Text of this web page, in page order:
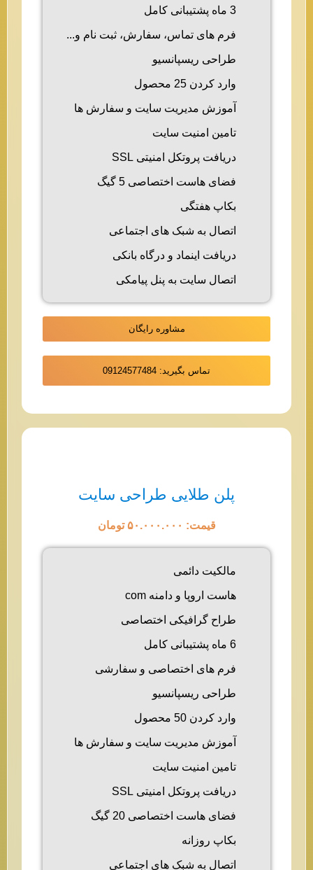
3 ماه پشتیبانی کامل
فرم های تماس، سفارش، ثبت نام و...
طراحی ریسپانسیو
وارد کردن 25 محصول
آموزش مدیریت سایت و سفارش ها
تامین امنیت سایت
دریافت پروتکل امنیتی SSL
فضای هاست اختصاصی 5 گیگ
بکاپ هفتگی
اتصال به شبک های اجتماعی
دریافت اینماد و درگاه بانکی
اتصال سایت به پنل پیامکی
مشاوره رایگان
تماس بگیرید: 09124577484
پلن طلایی طراحی سایت
قیمت: ۵۰.۰۰۰.۰۰۰ تومان
مالکیت دائمی
هاست اروپا و دامنه com
طراح گرافیکی اختصاصی
6 ماه پشتیبانی کامل
فرم های اختصاصی و سفارشی
طراحی ریسپانسیو
وارد کردن 50 محصول
آموزش مدیریت سایت و سفارش ها
تامین امنیت سایت
دریافت پروتکل امنیتی SSL
فضای هاست اختصاصی 20 گیگ
بکاپ روزانه
اتصال به شبک های اجتماعی